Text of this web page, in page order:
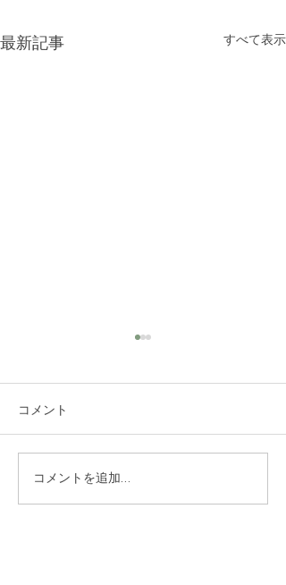
最新記事 すべて表示
HOUR SOAPトラ
イアルセット 販売終了
コメント
コメントを追加…